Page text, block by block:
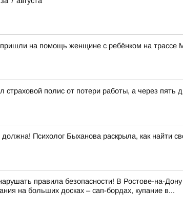
на помощь женщине с ребёнком на трассе
страховой полис от потери работы, а через пять
Психолог Быханова раскрыла, как найти
правила безопасности! В Ростове-на-
на больших досках – сап-бордах, купание в...